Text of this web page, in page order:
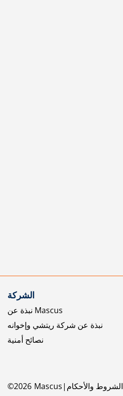
الشركة
نبذة عن Mascus
نبذة عن شركة ريتشي وإخوانه
نصائح أمنية
©2026 Mascus الشروط والأحكام